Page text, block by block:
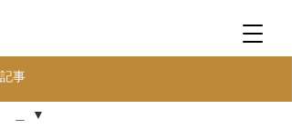
記事
＿